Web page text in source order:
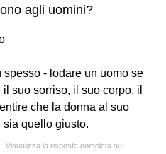
agli uomini?
- lodare un uomo se
suo sorriso, il suo corpo, il
che la donna al suo
quello giusto.
Visualizza la risposta completa su